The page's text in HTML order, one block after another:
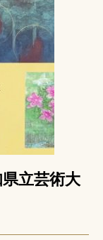
県立芸術大